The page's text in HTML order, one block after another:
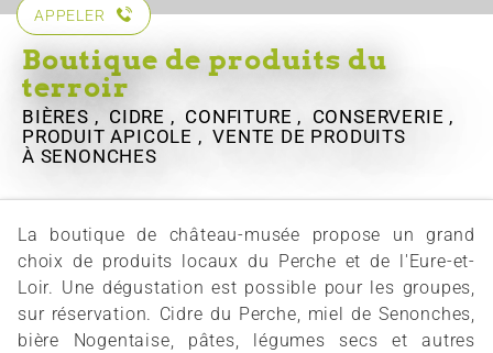
APPELER
Boutique de produits du
terroir
BIÈRES , CIDRE , CONFITURE , CONSERVERIE ,
PRODUIT APICOLE , VENTE DE PRODUITS
À SENONCHES
La boutique de château-musée propose un grand
choix de produits locaux du Perche et de l'Eure-et-
Loir. Une dégustation est possible pour les groupes,
sur réservation. Cidre du Perche, miel de Senonches,
bière Nogentaise, pâtes, légumes secs et autres